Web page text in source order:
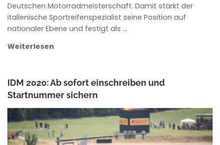
Deutschen Motorradmeisterschaft. Damit stärkt der
italienische Sportreifenspezialist seine Position auf
nationaler Ebene und festigt als …
Weiterlesen
IDM 2020: Ab sofort einschreiben und
Startnummer sichern
ANKE WIECZOREK